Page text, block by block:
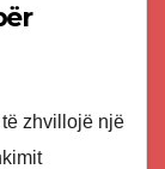
zhvillojë një